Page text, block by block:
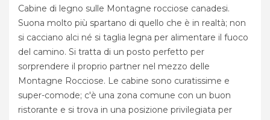
Cabine di legno sulle Montagne rocciose canadesi.
Suona molto più spartano di quello che è in realtà; non
si cacciano alci né si taglia legna per alimentare il fuoco
del camino. Si tratta di un posto perfetto per
sorprendere il proprio partner nel mezzo delle
Montagne Rocciose. Le cabine sono curatissime e
super-comode; c'è una zona comune con un buon
ristorante e si trova in una posizione privilegiata per